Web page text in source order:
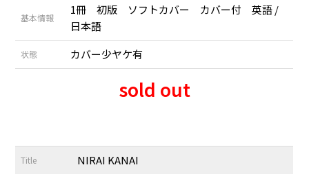
基本情報
1冊 初版 ソフトカバー カバー付 英語 /
日本語
状態 カバー少ヤケ有
sold out
Title NIRAI KANAI